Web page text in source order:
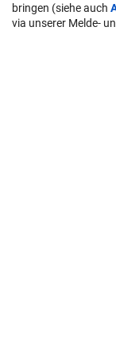
bringen (siehe auch
via unserer Melde-